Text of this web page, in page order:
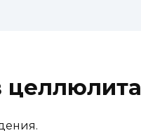
целлюлита